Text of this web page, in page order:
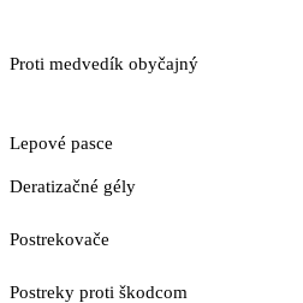
Proti medvedík obyčajný
Lepové pasce
Deratizačné gély
Postrekovače
Postreky proti škodcom